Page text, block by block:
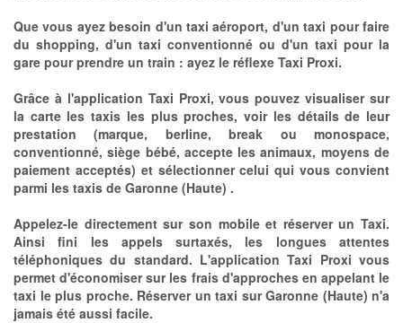
Que vous ayez besoin d'un taxi aéroport, d'un taxi pour faire
du shopping, d'un taxi conventionné ou d'un taxi pour la
gare pour prendre un train : ayez le réflexe Taxi Proxi.
Grâce à l'application Taxi Proxi, vous pouvez visualiser sur
la carte les taxis les plus proches, voir les détails de leur
prestation (marque, berline, break ou monospace,
conventionné, siège bébé, accepte les animaux, moyens de
paiement acceptés) et sélectionner celui qui vous convient
parmi les taxis de Garonne (Haute) .
Appelez-le directement sur son mobile et réserver un Taxi.
Ainsi fini les appels surtaxés, les longues attentes
téléphoniques du standard. L'application Taxi Proxi vous
permet d'économiser sur les frais d'approches en appelant le
taxi le plus proche. Réserver un taxi sur Garonne (Haute) n'a
jamais été aussi facile.